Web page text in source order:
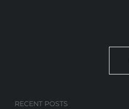
RECENT POSTS